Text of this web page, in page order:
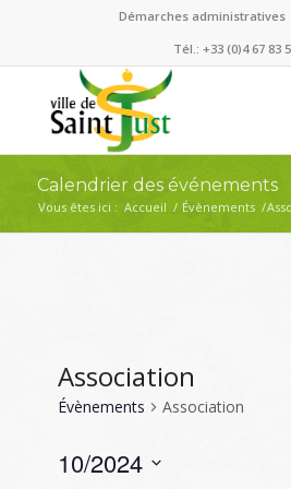
Démarches administratives
Tél.: +33 (0)4 67 83
Calendrier des événements
Vous êtes ici : Accueil / Évènements /
Association
Évènements Association
10/2024